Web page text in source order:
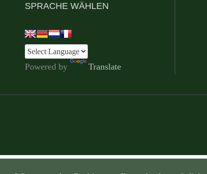
SPRACHE WÄHLEN
Powered by Translate